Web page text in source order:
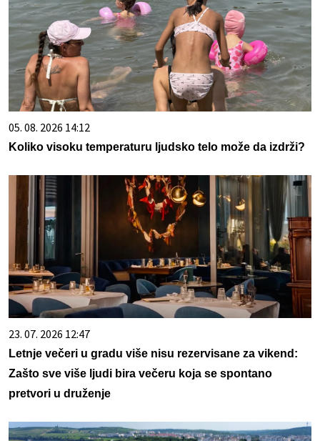
05. 08. 2026 14:12
Koliko visoku temperaturu ljudsko telo može da izdrži?
23. 07. 2026 12:47
Letnje večeri u gradu više nisu rezervisane za vikend:
Zašto sve više ljudi bira večeru koja se spontano
pretvori u druženje